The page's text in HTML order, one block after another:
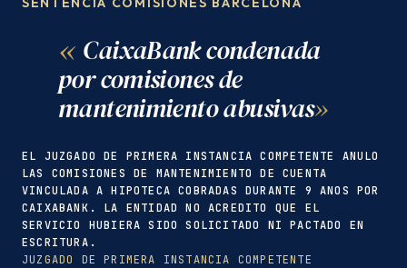
CaixaBank condenada
por comisiones de
mantenimiento abusivas
EL JUZGADO DE PRIMERA INSTANCIA COMPETENTE ANULO
LAS COMISIONES DE MANTENIMIENTO DE CUENTA
VINCULADA A HIPOTECA COBRADAS DURANTE 9 ANOS POR
CAIXABANK. LA ENTIDAD NO ACREDITO QUE EL
SERVICIO HUBIERA SIDO SOLICITADO NI PACTADO EN
ESCRITURA.
JUZGADO DE PRIMERA INSTANCIA COMPETENTE